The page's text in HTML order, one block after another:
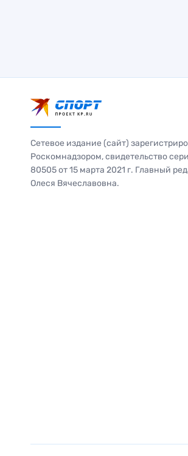
Сетевое издание (сайт)
Роскомнадзором, свидетельство
80505 от 15 марта 2021 г. Главный
Олеся Вячеславовна.